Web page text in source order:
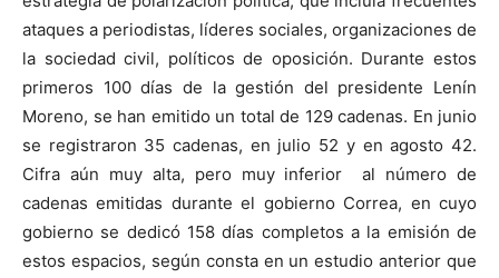
ataques a periodistas, líderes sociales, organizaciones de
la sociedad civil, políticos de oposición. Durante estos
primeros 100 días de la gestión del presidente Lenín
Moreno, se han emitido un total de 129 cadenas. En junio
se registraron 35 cadenas, en julio 52 y en agosto 42.
Cifra aún muy alta, pero muy inferior al número de
cadenas emitidas durante el gobierno Correa, en cuyo
gobierno se dedicó 158 días completos a la emisión de
estos espacios, según consta en un estudio anterior que